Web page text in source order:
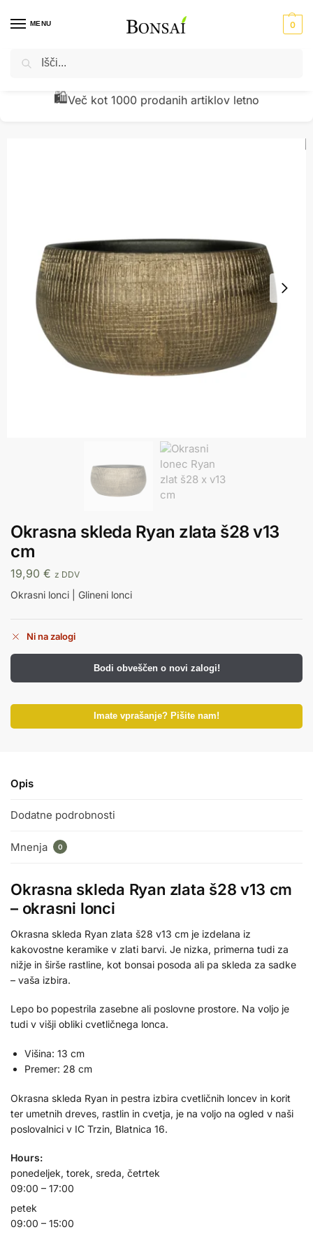
MENU 0
Domov / Okrasni lonci - cvetlična korita
🧾Preverjena kakovost z vračili pod 1 %
Okrasna skleda Ryan zlata š28 v13
cm
19,90 € z DDV
Okrasni lonci | Glineni lonci
Ni na zalogi
Bodi obveščen o novi zalogi!
Imate vprašanje? Pišite nam!
Opis
Dodatne podrobnosti
Mnenja 0
Okrasna skleda Ryan zlata š28 v13 cm
– okrasni lonci
Okrasna skleda Ryan zlata š28 v13 cm je izdelana iz
kakovostne keramike v zlati barvi. Je nizka, primerna tudi za
nižje in širše rastline, kot bonsai posoda ali pa skleda za sadke
– vaša izbira.
Lepo bo popestrila zasebne ali poslovne prostore. Na voljo je
tudi v višji obliki cvetličnega lonca.
Višina: 13 cm
Premer: 28 cm
Okrasna skleda Ryan in pestra izbira cvetličnih loncev in korit
ter umetnih dreves, rastlin in cvetja, je na voljo na ogled v naši
poslovalnici v IC Trzin, Blatnica 16.
Hours:
ponedeljek, torek, sreda, četrtek
09:00 – 17:00
petek
09:00 – 15:00